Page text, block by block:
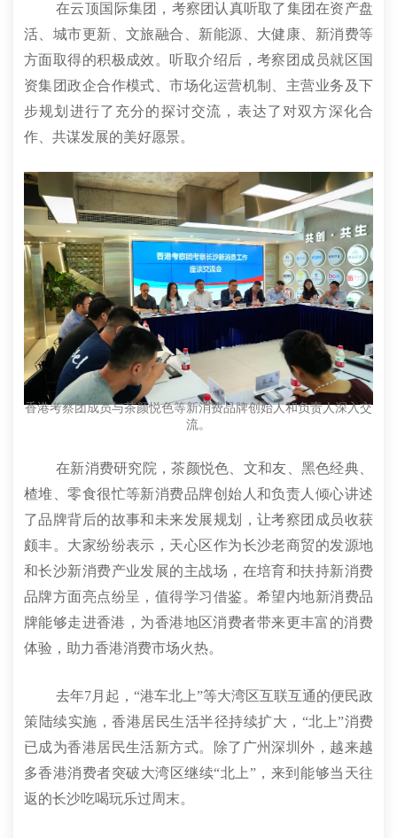
在云顶国际集团，考察团认真听取了集团在资产盘
活、城市更新、文旅融合、新能源、大健康、新消费等
方面取得的积极成效。听取介绍后，考察团成员就区国
资集团政企合作模式、市场化运营机制、主营业务及下
步规划进行了充分的探讨交流，表达了对双方深化合
作、共谋发展的美好愿景。
香港考察团成员与茶颜悦色等新消费品牌创始人和负责人深入交
流。
在新消费研究院，茶颜悦色、文和友、黑色经典、
楂堆、零食很忙等新消费品牌创始人和负责人倾心讲述
了品牌背后的故事和未来发展规划，让考察团成员收获
颇丰。大家纷纷表示，天心区作为长沙老商贸的发源地
和长沙新消费产业发展的主战场，在培育和扶持新消费
品牌方面亮点纷呈，值得学习借鉴。希望内地新消费品
牌能够走进香港，为香港地区消费者带来更丰富的消费
体验，助力香港消费市场火热。
去年7月起，“港车北上”等大湾区互联互通的便民政
策陆续实施，香港居民生活半径持续扩大，“北上”消费
已成为香港居民生活新方式。除了广州深圳外，越来越
多香港消费者突破大湾区继续“北上”，来到能够当天往
返的长沙吃喝玩乐过周末。